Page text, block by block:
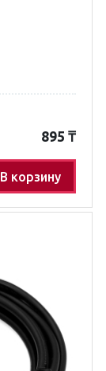
895 ₸
В корзину